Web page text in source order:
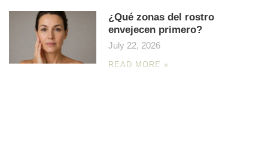
¿Qué zonas del rostro
envejecen primero?
July 22, 2026
READ MORE »